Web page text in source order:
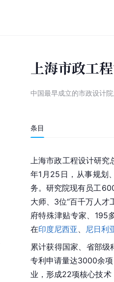
上海市政工
中国最早成立的市政设计
条目
上海市政工程设计研
年1月25日，从事规划
务。研究院现有员工
大师、3位“百千万人才
府特殊津贴专家、195
在印度尼西亚
尼日利
累计获得国家、省部
专利申请量达3000余
业，形成22项核心技